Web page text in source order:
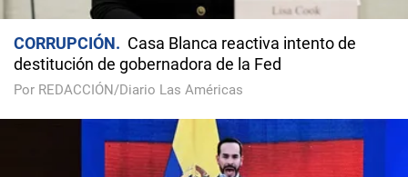
CORRUPCIÓN
Casa Blanca reactiva intento de
destitución de gobernadora de la Fed
Por REDACCIÓN/Diario Las Américas